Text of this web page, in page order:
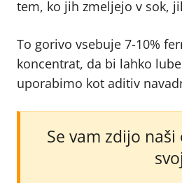
tem, ko jih zmeljejo v sok,
To gorivo vsebuje 7-10%
koncentrat, da bi lahko
uporabimo kot aditiv
Se vam zdijo
svoj